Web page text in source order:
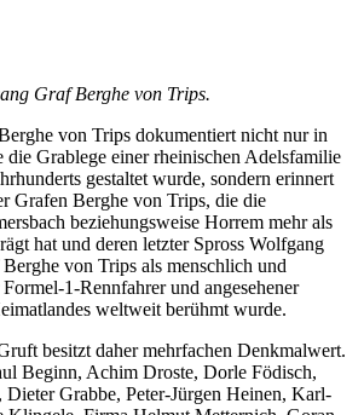
Graf Berghe von Trips.
von Trips dokumentiert nicht nur in
die Grablege einer rheinischen Adelsfamilie
gestaltet wurde, sondern erinnert
Grafen Berghe von Trips, die die
beziehungsweise Horrem mehr als
hat und deren letzter Spross Wolfgang
von Trips als menschlich und
1-Rennfahrer und angesehener
weltweit berühmt wurde.
besitzt daher mehrfachen Denkmalwert.
Beginn, Achim Droste, Dorle Födisch,
Dieter Grabbe, Peter-Jürgen Heinen, Karl-